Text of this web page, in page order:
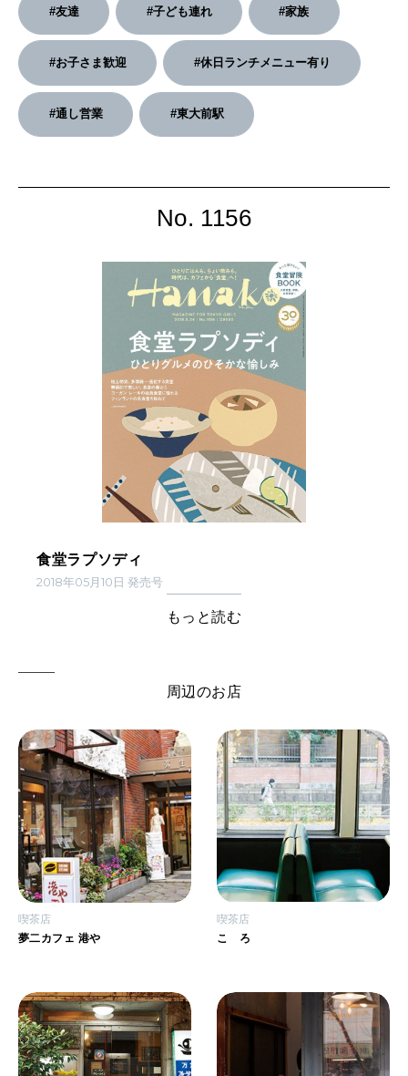
#友達 #子ども連れ #家族
#お子さま歓迎 #休日ランチメニュー有り
#通し営業 #東大前駅
No. 1156
食堂ラプソディ
2018年05月10日 発売号
もっと読む
周辺のお店
喫茶店
夢二カフェ 港や
喫茶店
こゝろ